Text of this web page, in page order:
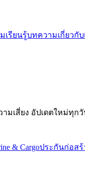
เรียนรู้บทความเกี่ยวกับ
มเสี่ยง อัปเดตใหม่ทุกวั
& Cargoประกันก่อสร้